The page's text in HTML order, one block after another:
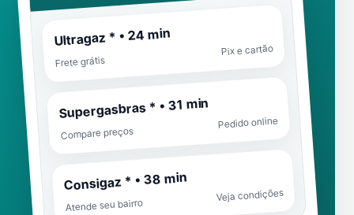
Ultragaz * • 24 min
Frete grátis
Pix e cartão
Supergasbras * • 31 min
Compare preços
Pedido online
Consigaz * • 38 min
Atende seu bairro
Veja condições